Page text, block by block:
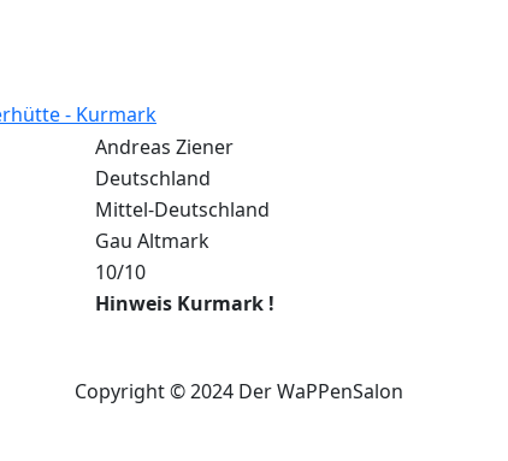
- Kurmark
Andreas Ziener
Deutschland
Mittel-Deutschland
Gau Altmark
10/10
Hinweis Kurmark !
Copyright © 2024 Der WaPPenSalon